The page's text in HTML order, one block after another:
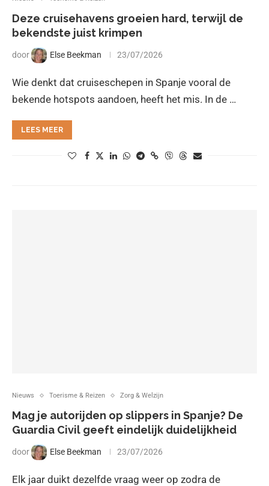
Deze cruisehavens groeien hard, terwijl de
bekendste juist krimpen
door Else Beekman 23/07/2026
Wie denkt dat cruiseschepen in Spanje vooral de
bekende hotspots aandoen, heeft het mis. In de …
LEES MEER
Nieuws Toerisme & Reizen Zorg & Welzijn
Mag je autorijden op slippers in Spanje? De
Guardia Civil geeft eindelijk duidelijkheid
door Else Beekman 23/07/2026
Elk jaar duikt dezelfde vraag weer op zodra de